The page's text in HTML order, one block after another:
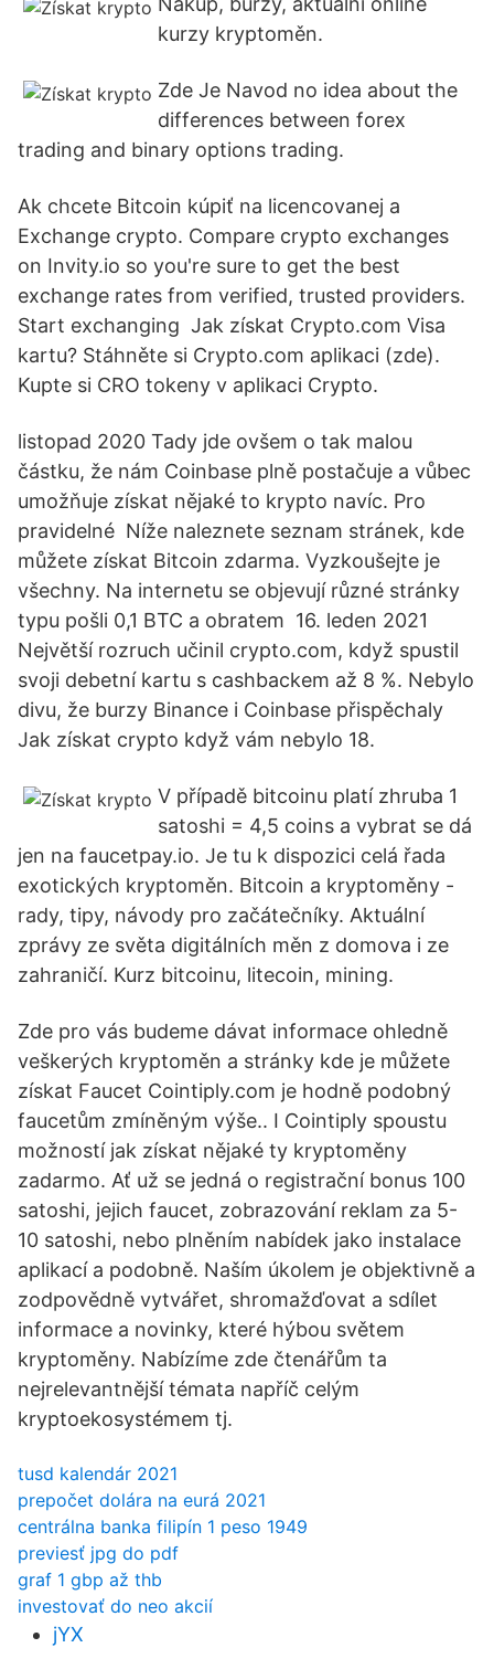
kurzy kryptoměn.
Zde Je Navod no idea about the
differences between forex
trading and binary options trading.
Ak chcete Bitcoin kúpiť na licencovanej a
Exchange crypto. Compare crypto exchanges
on Invity.io so you're sure to get the best
exchange rates from verified, trusted providers.
Start exchanging Jak získat Crypto.com Visa
kartu? Stáhněte si Crypto.com aplikaci (zde).
Kupte si CRO tokeny v aplikaci Crypto.
listopad 2020 Tady jde ovšem o tak malou
částku, že nám Coinbase plně postačuje a vůbec
umožňuje získat nějaké to krypto navíc. Pro
pravidelné Níže naleznete seznam stránek, kde
můžete získat Bitcoin zdarma. Vyzkoušejte je
všechny. Na internetu se objevují různé stránky
typu pošli 0,1 BTC a obratem 16. leden 2021
Největší rozruch učinil crypto.com, když spustil
svoji debetní kartu s cashbackem až 8 %. Nebylo
divu, že burzy Binance i Coinbase přispěchaly
Jak získat crypto když vám nebylo 18.
V případě bitcoinu platí zhruba 1
satoshi = 4,5 coins a vybrat se dá
jen na faucetpay.io. Je tu k dispozici celá řada
exotických kryptoměn. Bitcoin a kryptoměny -
rady, tipy, návody pro začátečníky. Aktuální
zprávy ze světa digitálních měn z domova i ze
zahraničí. Kurz bitcoinu, litecoin, mining.
Zde pro vás budeme dávat informace ohledně
veškerých kryptoměn a stránky kde je můžete
získat Faucet Cointiply.com je hodně podobný
faucetům zmíněným výše.. I Cointiply spoustu
možností jak získat nějaké ty kryptoměny
zadarmo. Ať už se jedná o registrační bonus 100
satoshi, jejich faucet, zobrazování reklam za 5-
10 satoshi, nebo plněním nabídek jako instalace
aplikací a podobně. Naším úkolem je objektivně a
zodpovědně vytvářet, shromažďovat a sdílet
informace a novinky, které hýbou světem
kryptoměny. Nabízíme zde čtenářům ta
nejrelevantnější témata napříč celým
kryptoekosystémem tj.
tusd kalendár 2021
prepočet dolára na eurá 2021
centrálna banka filipín 1 peso 1949
previesť jpg do pdf
graf 1 gbp až thb
investovať do neo akcií
jYX